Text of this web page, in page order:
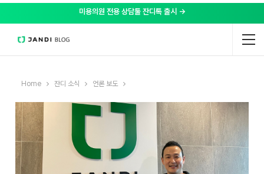
미용의원 전용 상담툴 잔디톡 출시 →
Home 잔디 소식 언론 보도